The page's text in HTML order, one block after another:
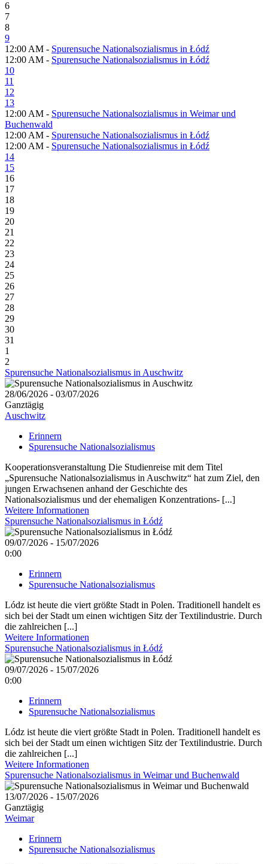
6
7
8
9
12:00 AM - Spurensuche Nationalsozialismus in Łódź
12:00 AM - Spurensuche Nationalsozialismus in Łódź
10
11
12
13
12:00 AM - Spurensuche Nationalsozialismus in Weimar und
Buchenwald
12:00 AM - Spurensuche Nationalsozialismus in Łódź
12:00 AM - Spurensuche Nationalsozialismus in Łódź
14
15
16
17
18
19
20
21
22
23
24
25
26
27
28
29
30
31
1
2
Spurensuche Nationalsozialismus in Auschwitz
28/06/2026 - 03/07/2026
Ganztägig
Auschwitz
Erinnern
Spurensuche Nationalsozialismus
Kooperationsveranstaltung Die Studienreise mit dem Titel
„Spurensuche Nationalsozialismus in Auschwitz“ hat zum Ziel, den
jungen Erwachsenen anhand der Geschichte des
Nationalsozialismus und der ehemaligen Konzentrations- [...]
Weitere Informationen
Spurensuche Nationalsozialismus in Łódź
09/07/2026 - 15/07/2026
0:00
Erinnern
Spurensuche Nationalsozialismus
Lódz ist heute die viert größte Stadt in Polen. Traditionell handelt es
sich bei der Stadt um einen wichtigen Sitz der Textilindustrie. Durch
die zahlreichen [...]
Weitere Informationen
Spurensuche Nationalsozialismus in Łódź
09/07/2026 - 15/07/2026
0:00
Erinnern
Spurensuche Nationalsozialismus
Lódz ist heute die viert größte Stadt in Polen. Traditionell handelt es
sich bei der Stadt um einen wichtigen Sitz der Textilindustrie. Durch
die zahlreichen [...]
Weitere Informationen
Spurensuche Nationalsozialismus in Weimar und Buchenwald
13/07/2026 - 15/07/2026
Ganztägig
Weimar
Erinnern
Spurensuche Nationalsozialismus